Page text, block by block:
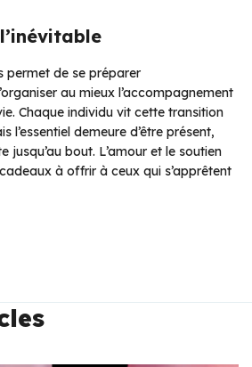
permet de se préparer
au mieux l’accompagnement
Chaque individu vit cette transition
l’essentiel demeure d’être présent,
jusqu’au bout. L’amour et le soutien
à offrir à ceux qui s’apprêtent